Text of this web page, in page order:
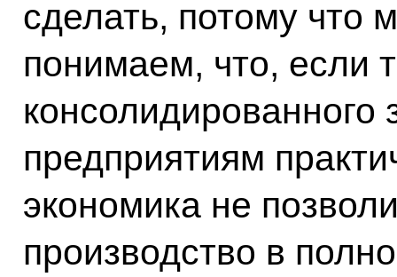
сделать, потому что
понимаем, что, если
консолидированного
предприятиям
экономика не
производство в